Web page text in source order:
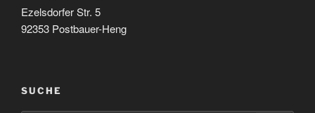
Ezelsdorfer Str. 5
92353 Postbauer-Heng
SUCHE